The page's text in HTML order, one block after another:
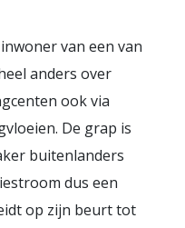
van een van
anders over
ook via
De grap is
buitenlanders
dus een
op zijn beurt tot